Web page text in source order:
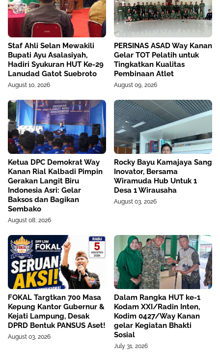
Staf Ahli Selan Mewakili
Bupati Ayu Asalasiyah,
Hadiri Syukuran HUT Ke-29
Lanudad Gatot Suebroto
August 10, 2026
PERSINAS ASAD Way Kanan
Gelar TOT Pelatih untuk
Tingkatkan Kualitas
Pembinaan Atlet
August 09, 2026
Ketua DPC Demokrat Way
Kanan Rial Kalbadi Pimpin
Gerakan Langit Biru
Indonesia Asri: Gelar
Baksos dan Bagikan
Sembako
August 08, 2026
Rocky Bayu Kamajaya Sang
Inovator, Bersama
Wiramuda Hub Untuk 1
Desa 1 Wirausaha
August 03, 2026
FOKAL Targtkan 700 Masa
Kepung Kantor Gubernur &
Kejati Lampung, Desak
DPRD Bentuk PANSUS Aset!
August 03, 2026
Dalam Rangka HUT ke-1
Kodam XXI/Radin Inten,
Kodim 0427/Way Kanan
gelar Kegiatan Bhakti
Sosial
July 31, 2026